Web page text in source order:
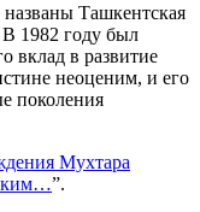
Ташкентская
В 1982 году был
вклад в развитие
неоценим, и его
поколения
Мухтара
”.